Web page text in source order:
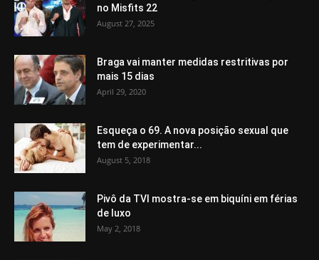
no Misfits 22
August 27, 2025
Braga vai manter medidas restritivas por
mais 15 dias
April 29, 2020
Esqueça o 69. A nova posição sexual que
tem de experimentar...
August 5, 2018
Pivô da TVI mostra-se em biquíni em férias
de luxo
May 2, 2018